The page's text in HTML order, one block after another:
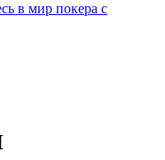
в мир покера с